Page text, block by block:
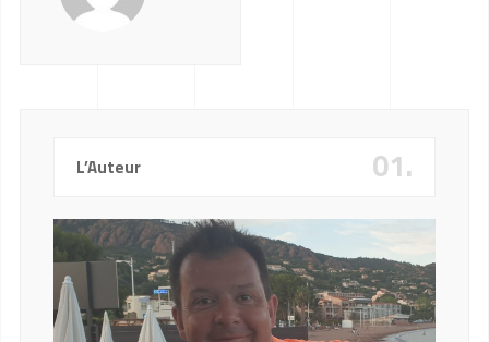
L’Auteur 01.